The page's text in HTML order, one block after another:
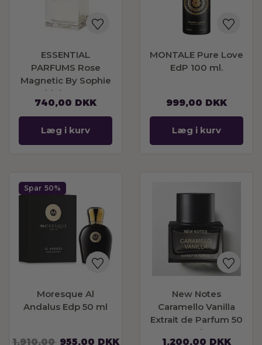
ESSENTIAL
PARFUMS Rose
Magnetic By Sophie
Labbé Eau De
Parfum Refillable
100ml
740,00 DKK
Læg i kurv
MONTALE Pure Love
EdP 100 ml.
999,00 DKK
Læg i kurv
Spar 50%
Moresque Al
Andalus Edp 50 ml
1.910,00 955,00 DKK
New Notes
Caramello Vanilla
Extrait de Parfum 50
ml
1.200,00 DKK